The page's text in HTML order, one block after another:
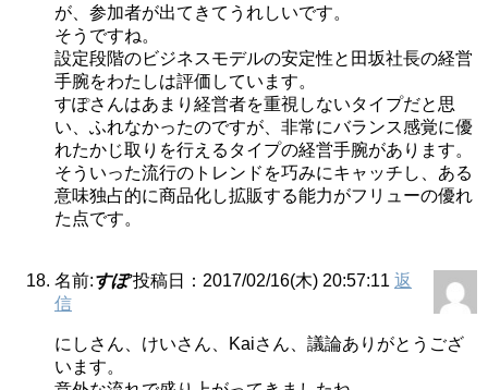
が、参加者が出てきてうれしいです。
そうですね。
設定段階のビジネスモデルの安定性と田坂社長の経営
手腕をわたしは評価しています。
すぽさんはあまり経営者を重視しないタイプだと思
い、ふれなかったのですが、非常にバランス感覚に優
れたかじ取りを行えるタイプの経営手腕があります。
そういった流行のトレンドを巧みにキャッチし、ある
意味独占的に商品化し拡販する能力がフリューの優れ
た点です。
名前:すぽ 投稿日：2017/02/16(木) 20:57:11 返
信
にしさん、けいさん、Kaiさん、議論ありがとうござ
います。